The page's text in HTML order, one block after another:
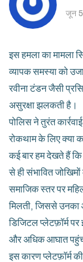
जून
इस हमला का मामला
व्यापक समस्या को
रवीना टंडन जैसी
असुरक्षा झलकती है।
पोलिस ने तुरंत
रोकथाम के लिए क्या
कई बार हम देखते हैं
से ही संभावित
समाजिक स्तर पर
मिलती, जिससे उनका
डिजिटल प्लेटफ़ॉर्म पर
और अधिक आघात
इस कारण प्लेटफ़ॉर्म